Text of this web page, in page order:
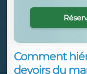
Comment
devoirs du